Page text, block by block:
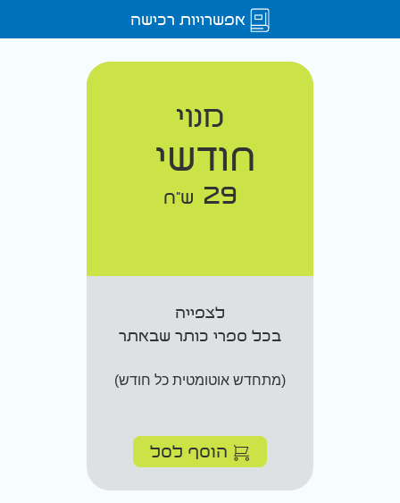
אפשרויות רכישה
מנוי
חודשי
29 ש"ח
לצפייה
בכל ספרי כותר שבאתר
(מתחדש אוטומטית כל חודש)
הוסף לסל